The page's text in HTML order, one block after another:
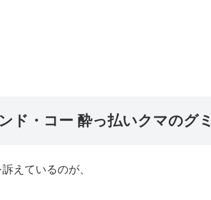
ド・コー 酔っ払いクマのグミ
えているのが、